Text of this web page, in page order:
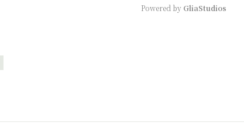
Powered by GliaStudios